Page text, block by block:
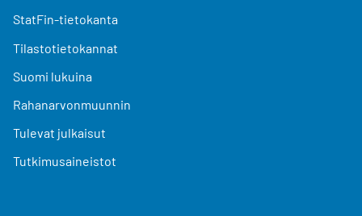
StatFin-tietokanta
Tilastotietokannat
Suomi lukuina
Rahanarvonmuunnin
Tulevat julkaisut
Tutkimusaineistot